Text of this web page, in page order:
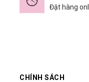
Đặt hàng
CHÍNH SÁCH